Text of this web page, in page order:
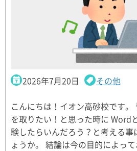
2026年7月20日 その他
こんにちは！イオン高砂校です
を取りたい！と思った時に Word
験したらいんだろう？と考える事
ょうか。 結論は今の目的によっ